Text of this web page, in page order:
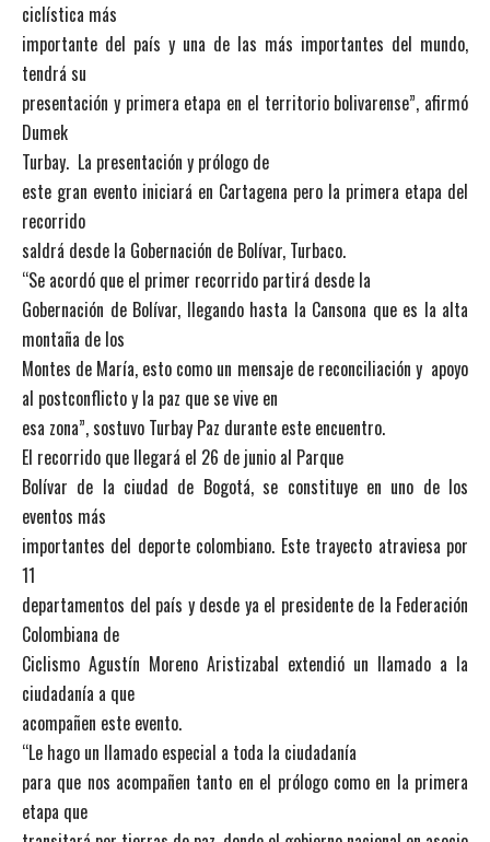
ciclística más
importante del país y una de las más importantes del mundo,
tendrá su
presentación y primera etapa en el territorio bolivarense”, afirmó
Dumek
Turbay. La presentación y prólogo de
este gran evento iniciará en Cartagena pero la primera etapa del
recorrido
saldrá desde la Gobernación de Bolívar, Turbaco.
“Se acordó que el primer recorrido partirá desde la
Gobernación de Bolívar, llegando hasta la Cansona que es la alta
montaña de los
Montes de María, esto como un mensaje de reconciliación y apoyo
al postconflicto y la paz que se vive en
esa zona”, sostuvo Turbay Paz durante este encuentro.
El recorrido que llegará el 26 de junio al Parque
Bolívar de la ciudad de Bogotá, se constituye en uno de los
eventos más
importantes del deporte colombiano. Este trayecto atraviesa por
11
departamentos del país y desde ya el presidente de la Federación
Colombiana de
Ciclismo Agustín Moreno Aristizabal extendió un llamado a la
ciudadanía a que
acompañen este evento.
“Le hago un llamado especial a toda la ciudadanía
para que nos acompañen tanto en el prólogo como en la primera
etapa que